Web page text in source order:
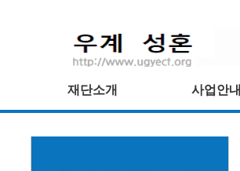
재단소개 사업안내